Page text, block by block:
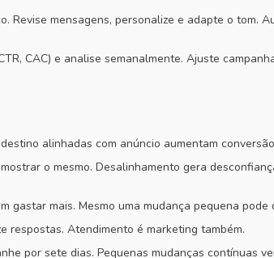
Revise mensagens, personalize e adapte o tom.
CAC) e analise semanalmente. Ajuste
alinhadas com anúncio aumentam
o mesmo. Desalinhamento gera
mais. Mesmo uma mudança pequena pode
respostas. Atendimento é marketing também.
por sete dias. Pequenas mudanças contínuas